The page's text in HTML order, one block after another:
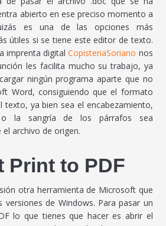
abierto en ese preciso momento a
es una de las opciones más
útiles si se tiene este editor de texto.
imprenta digitalCopisteriaSoriano nos
les facilita mucho su trabajo, ya
ningún programa aparte que no
Word, consiguiendo que el formato
texto, ya bien sea el encabezamiento,
o la sangría de los párrafos sea
archivo de origen.
Print to PDF
otra herramienta de Microsoft que
versiones de Windows. Para pasar un
lo que tienes que hacer es abrir el